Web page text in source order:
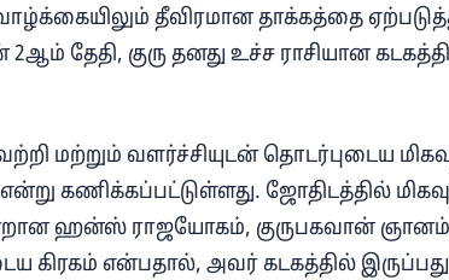
தீவிரமான தாக்கத்தை
தேதி, குரு தனது உச்ச ராசியான
மற்றும் வளர்ச்சியுடன் தொடர்புடைய
கணிக்கப்பட்டுள்ளது. ஜோதிடத்தில்
ஹன்ஸ் ராஜயோகம், குருபகவான்
கிரகம் என்பதால், அவர் கடகத்தில்